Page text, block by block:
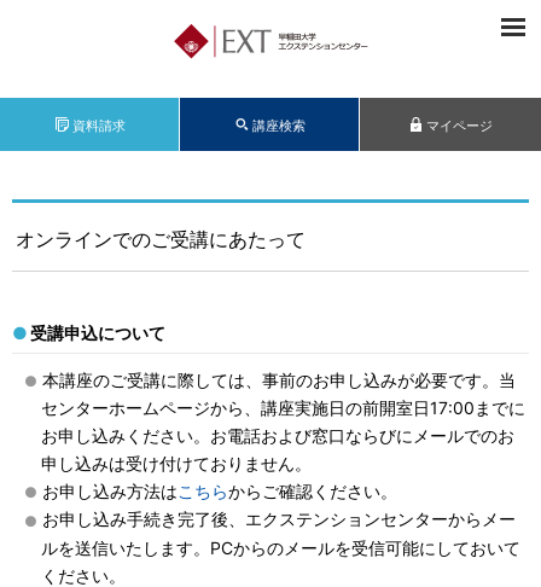
資料請求 講座検索 マイページ
オンラインでのご受講にあたって
受講申込について
本講座のご受講に際しては、事前のお申し込みが必要です。当
センターホームページから、講座実施日の前開室日17:00までに
お申し込みください。お電話および窓口ならびにメールでのお
申し込みは受け付けておりません。
お申し込み方法はこちらからご確認ください。
お申し込み手続き完了後、エクステンションセンターからメー
ルを送信いたします。PCからのメールを受信可能にしておいて
ください。